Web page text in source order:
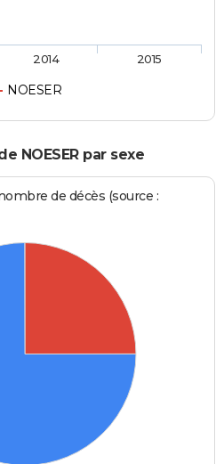
NOESER
2014 2015
NOESER par sexe
de décès (source :